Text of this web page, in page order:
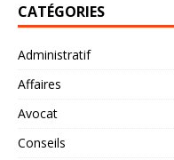
CATÉGORIES
Administratif
Affaires
Avocat
Conseils